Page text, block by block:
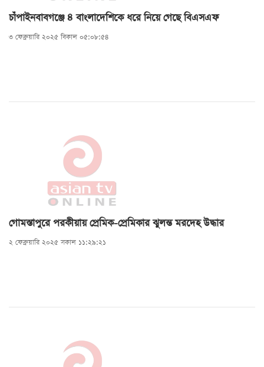
চাঁপাইনবাবগঞ্জে ৪ বাংলাদেশিকে ধরে নিয়ে গেছে বিএসএফ
৩ ফেব্রুয়ারি ২০২৫ বিকাল ০৫:০৮:৫৪
গোমস্তাপুরে পরকীয়ায় প্রেমিক-প্রেমিকার ঝুলন্ত মরদেহ উদ্ধার
২ ফেব্রুয়ারি ২০২৫ সকাল ১১:২৯:২১